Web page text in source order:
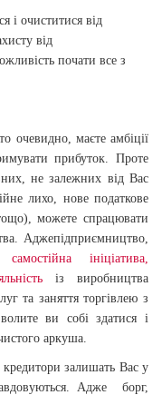
і очиститися від
від
почати все з
очевидно, маєте амбіції
прибуток. Проте
не залежних від Вас
лихо, нове податкове
можете спрацювати
Аджепідприємництво,
ініціатива,
із виробництва
та заняття торгівлею з
ви собі здатися і
аркуша.
залишать Вас у
Адже
борг,